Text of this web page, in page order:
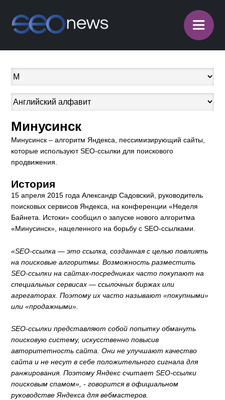
≡
Минусинск
Минусинск – алгоритм Яндекса, пессимизирующий сайты,
которые используют SEO-ссылки для поискового
продвижения.
История
15 апреля 2015 года Александр Садовский, руководитель
поисковых сервисов Яндекса, на конференции «Неделя
Байнета. Истоки» сообщил о запуске нового алгоритма
«Минусинск», нацеленного на борьбу с SEO-ссылками.
«SEO-ссылка — это ссылка, созданная с целью повлиять
на поисковые алгоритмы. Возможность разместить
SEO-ссылки на сайтах-посредниках часто покупают на
специальных сервисах — ссылочных биржах или
агрегаторах. Поэтому их часто называют «покупными»
или «продажными».
SEO-ссылки представляют собой попытку обмануть
поисковую систему, искусственно повысив
авторитетность сайта. Они не улучшают качество
сайта и не несут в себе положительного сигнала для
ранжирования. Поэтому Яндекс считает SEO-ссылки
поисковым спамом», - говорится в официальном
руководстве Яндекса для вебмастеров.